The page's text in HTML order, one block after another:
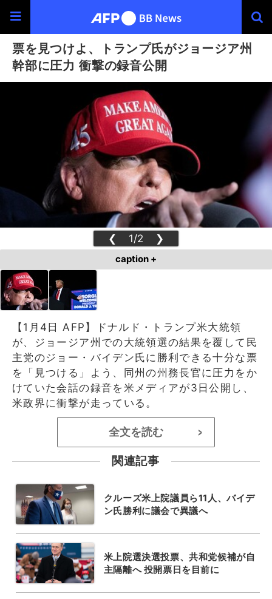
票を見つけよ、トランプ氏がジョージア州
幹部に圧力 衝撃の録音公開
❮ 1/2 ❯
caption +
【1月4日 AFP】ドナルド・トランプ米大統領
が、ジョージア州での大統領選の結果を覆して民
主党のジョー・バイデン氏に勝利できる十分な票
を「見つける」よう、同州の州務長官に圧力をか
けていた会話の録音を米メディアが3日公開し、
米政界に衝撃が走っている。
全文を読む >
関連記事
クルーズ米上院議員ら11人、バイデ
ン氏勝利に議会で異議へ
米上院選決選投票、共和党候補が自
主隔離へ 投開票日を目前に